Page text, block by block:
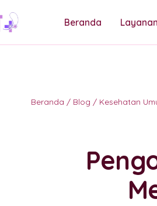
Beranda Layanan
Beranda / Blog / Kesehatan